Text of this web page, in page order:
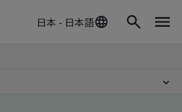
日本 - 日本語